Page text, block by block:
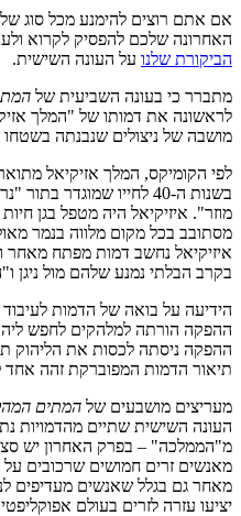
אם אתם רוצים להימנע מכל סוג של
האחרונה שלכם להפסיק לקרוא
הביקורת שלנו על העונה השישית.
מתברר כי בעונה השביעית של
מושבה של ניצולים שנבנתה
לפי הקומיקס, המלך אזיקיאל
בשנות ה-40 לחייו
מוזר". איזיקיאל היה מטפל בגן
איזיקיאל נחשב דמות מפתח מאחר
בקרב הבלתי נמנע שלהם מול ניגן
הידיעה על בואה של הדמות לעיבוד
ההפקה הורתה למלהקים לחפש
ההפקה ניסתה לכסות את הליהוק
תיאור הדמות המפוברקת זהה
מעריצים מושבעים של המתים
העונה השישית שתיים מהדמויות
מ"הממלכה" – בפרק האחרון יש
מאנשים זרים חמושים שרכובים
מאחר גם בגלל שאנשים מעדיפים
יציעו עזרה לזרים בעולם